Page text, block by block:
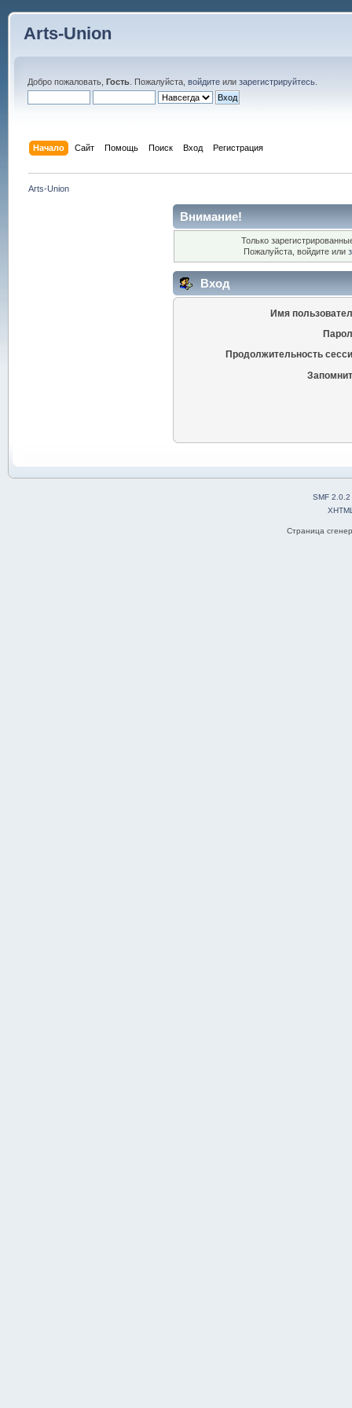
Arts-Union
Добро пожаловать, Гость. Пожалуйста, войдитеили зарегистрируйтесь.
Начало Сайт Помощь Поиск Вход Регистрация
Arts-Union
Внимание!
Только
Пожалуйста, войдите или
Вход
Имя
Продолжительность
SMF 2.0.2
Страница